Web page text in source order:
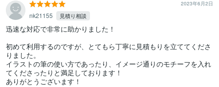
2023年6月2日
nk21155 見積り相談
迅速な対応で非常に助かりました！
初めて利用するのですが、とてもら丁寧に見積もりを立ててくださ
りました。
イラストの筆の使い方であったり、イメージ通りのモチーフを入れ
てくださったりと満足しております！
ありがとうございます！